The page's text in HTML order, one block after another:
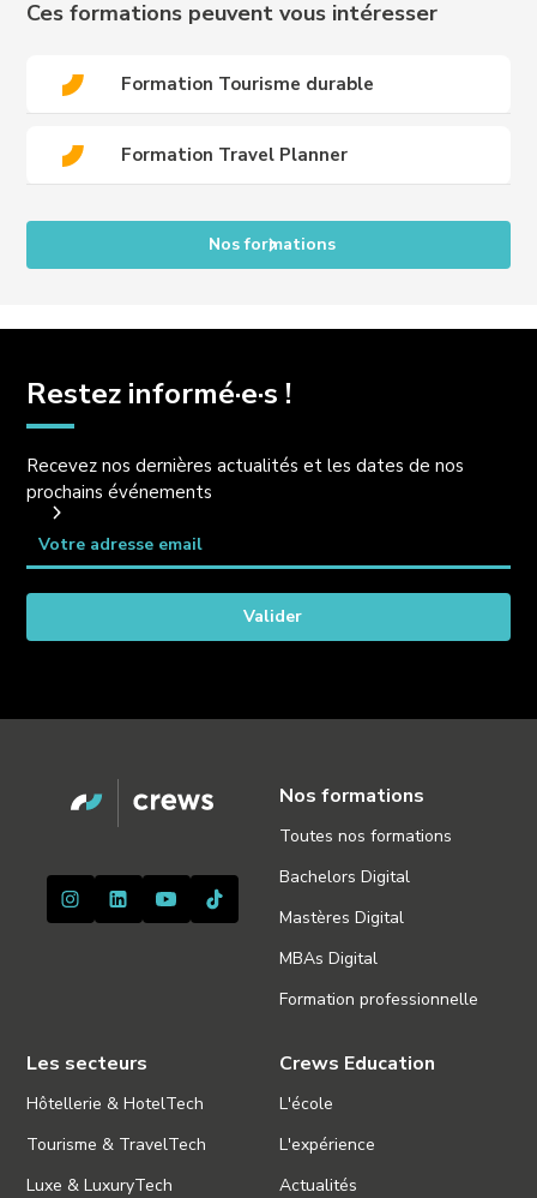
Ces formations peuvent vous intéresser
Formation Tourisme durable
Formation Travel Planner
Nos formations
Restez informé·e·s !
Recevez nos dernières actualités et les dates de nos
prochains événements
Nos formations
Toutes nos formations
Bachelors Digital
Mastères Digital
MBAs Digital
Formation professionnelle
Les secteurs
Hôtellerie & HotelTech
Tourisme & TravelTech
Luxe & LuxuryTech
Crews Education
L'école
L'expérience
Actualités